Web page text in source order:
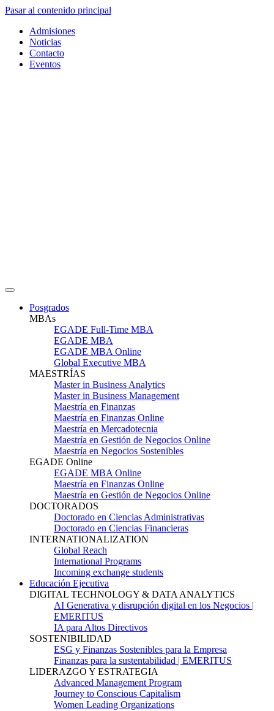
Pasar al contenido principal
Admisiones
Noticias
Contacto
Eventos
Posgrados
MBAs
EGADE Full-Time MBA
EGADE MBA
EGADE MBA Online
Global Executive MBA
MAESTRÍAS
Master in Business Analytics
Master in Business Management
Maestría en Finanzas
Maestría en Finanzas Online
Maestría en Mercadotecnia
Maestría en Gestión de Negocios Online
Maestría en Negocios Sostenibles
EGADE Online
EGADE MBA Online
Maestría en Finanzas Online
Maestría en Gestión de Negocios Online
DOCTORADOS
Doctorado en Ciencias Administrativas
Doctorado en Ciencias Financieras
INTERNATIONALIZATION
Global Reach
International Programs
Incoming exchange students
Educación Ejecutiva
DIGITAL TECHNOLOGY & DATA ANALYTICS
AI Generativa y disrupción digital en los Negocios |
EMERITUS
IA para Altos Directivos
SOSTENIBILIDAD
ESG y Finanzas Sostenibles para la Empresa
Finanzas para la sustentabilidad | EMERITUS
LIDERAZGO Y ESTRATEGIA
Advanced Management Program
Journey to Conscious Capitalism
Women Leading Organizations